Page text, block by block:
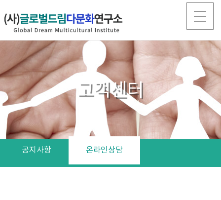
고객센터
공지사항 온라인상담